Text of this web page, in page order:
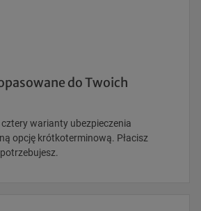
do Twoich
warianty ubezpieczenia
opcję krótkoterminową. Płacisz